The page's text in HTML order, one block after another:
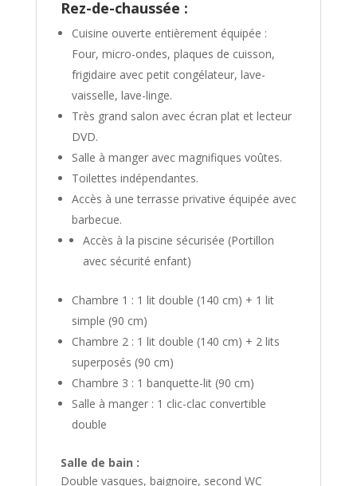
Rez-de-chaussée :
Cuisine ouverte entièrement équipée :
Four, micro-ondes, plaques de cuisson,
frigidaire avec petit congélateur, lave-
vaisselle, lave-linge.
Très grand salon avec écran plat et lecteur
DVD.
Salle à manger avec magnifiques voûtes.
Toilettes indépendantes.
Accès à une terrasse privative équipée avec
barbecue.
Accès à la piscine sécurisée (Portillon
avec sécurité enfant)
Chambre 1 : 1 lit double (140 cm) + 1 lit
simple (90 cm)
Chambre 2 : 1 lit double (140 cm) + 2 lits
superposés (90 cm)
Chambre 3 : 1 banquette-lit (90 cm)
Salle à manger : 1 clic-clac convertible
double
Salle de bain :
Double vasques, baignoire, second WC